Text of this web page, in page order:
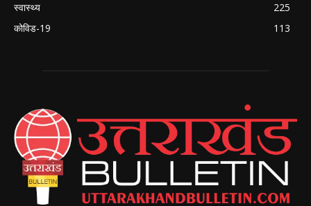
स्वास्थ्य
225
कोविड-19
113